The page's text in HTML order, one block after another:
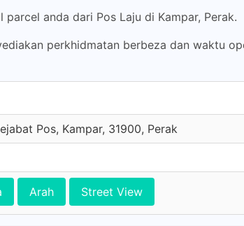
parcel anda dari Pos Laju di Kampar, Perak.
perkhidmatan berbeza dan waktu
Pos, Kampar, 31900, Perak
Arah Street View